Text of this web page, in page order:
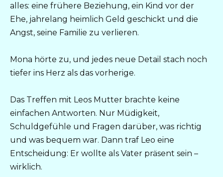
alles: eine frühere Beziehung, ein Kind vor der
Ehe, jahrelang heimlich Geld geschickt und die
Angst, seine Familie zu verlieren.
Mona hörte zu, und jedes neue Detail stach noch
tiefer ins Herz als das vorherige.
Das Treffen mit Leos Mutter brachte keine
einfachen Antworten. Nur Müdigkeit,
Schuldgefühle und Fragen darüber, was richtig
und was bequem war. Dann traf Leo eine
Entscheidung: Er wollte als Vater präsent sein –
wirklich.